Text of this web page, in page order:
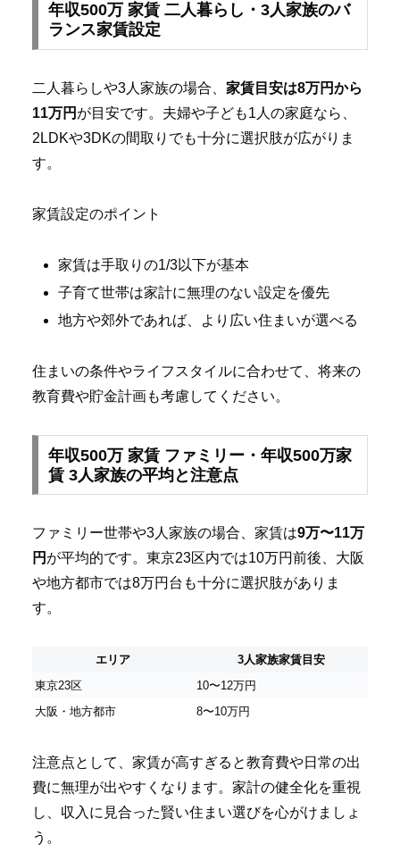
年収500万 家賃 二人暮らし・3人家族のバ
ランス家賃設定
二人暮らしや3人家族の場合、 家賃目安は8万円から
11万円 が目安です。夫婦や子ども1人の家庭なら、
2LDKや3DKの間取りでも十分に選択肢が広がりま
す。
家賃設定のポイント
家賃は手取りの1/3以下が基本
子育て世帯は家計に無理のない設定を優先
地方や郊外であれば、より広い住まいが選べる
住まいの条件やライフスタイルに合わせて、将来の
教育費や貯金計画も考慮してください。
年収500万 家賃 ファミリー・年収500万家
賃 3人家族の平均と注意点
ファミリー世帯や3人家族の場合、家賃は9万〜11万
円 が平均的です。東京23区内では10万円前後、大阪
や地方都市では8万円台も十分に選択肢がありま
す。
エリア
3人家族家賃目安
東京23区
10〜12万円
大阪・地方都市
8〜10万円
注意点として、家賃が高すぎると教育費や日常の出
費に無理が出やすくなります。家計の健全化を重視
し、収入に見合った賢い住まい選びを心がけましょ
う。